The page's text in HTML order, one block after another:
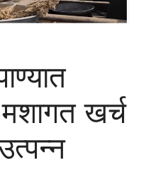
मशागत खर्च